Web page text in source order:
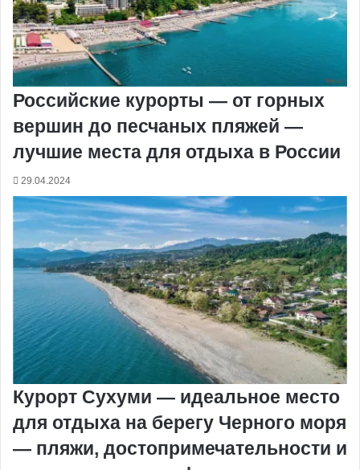
Российские курорты — от горных
вершин до песчаных пляжей —
лучшие места для отдыха в России
29.04.2024
Курорт Сухуми — идеальное место
для отдыха на берегу Черного моря
— пляжи, достопримечательности и